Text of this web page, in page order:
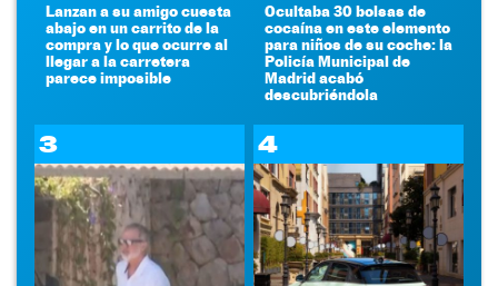
Lanzan a su amigo cuesta
abajo en un carrito de la
compra y lo que ocurre al
llegar a la carretera
parece imposible
Ocultaba 30 bolsas de
cocaína en este elemento
para niños de su coche: la
Policía Municipal de
Madrid acabó
descubriéndola
3 4